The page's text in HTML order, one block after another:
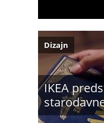
IKEA
Dizajn